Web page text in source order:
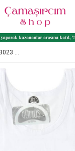
GÜMÜŞ 3023 %100 PAMUK RIBANA ERKEK ÇOCUK ATLET